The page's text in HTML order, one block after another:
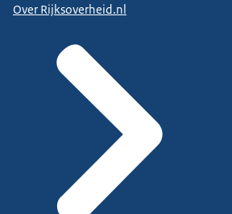
Over Rijksoverheid.nl